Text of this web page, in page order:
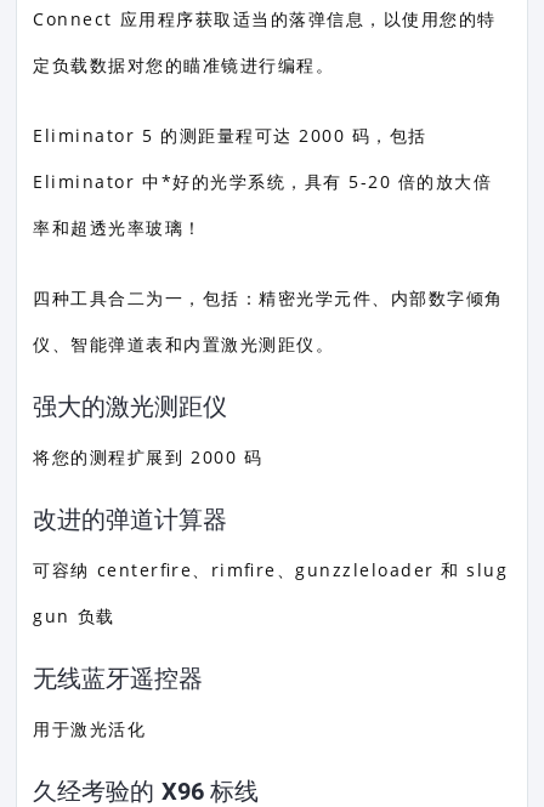
Connect 应用程序获取适当的落弹信息，以使用您的特
定负载数据对您的瞄准镜进行编程。
Eliminator 5 的测距量程可达 2000 码，包括
Eliminator 中*好的光学系统，具有 5-20 倍的放大倍
率和超透光率玻璃！
四种工具合二为一，包括：精密光学元件、内部数字倾角
仪、智能弹道表和内置激光测距仪。
强大的激光测距仪
将您的测程扩展到 2000 码
改进的弹道计算器
可容纳 centerfire、rimfire、gunzzleloader 和 slug
gun 负载
无线蓝牙遥控器
用于激光活化
久经考验的 X96 标线